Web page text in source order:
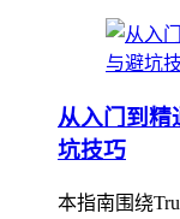
从入门到精
坑技巧
本指南围绕